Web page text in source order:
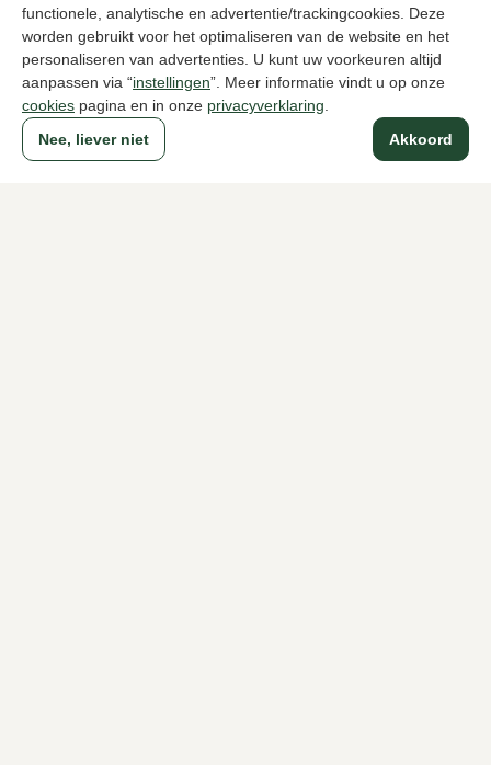
functionele, analytische en advertentie/trackingcookies. Deze
worden gebruikt voor het optimaliseren van de website en het
personaliseren van advertenties. U kunt uw voorkeuren altijd
aanpassen via “instellingen”. Meer informatie vindt u op onze
cookies pagina en in onze privacyverklaring
Akkoord
Nee, liever niet
159,9596,00 239,95
Naar alle producten